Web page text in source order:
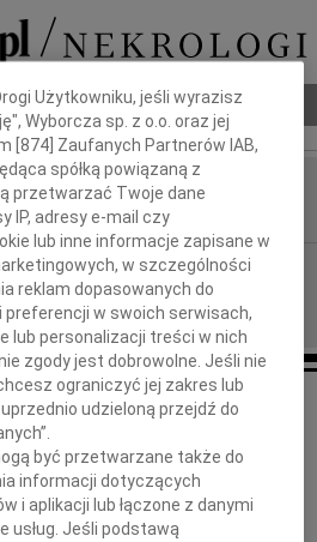
pogrzebowy
Boczek
Profesor
Użytkowniku, jeśli wyrazisz
Wyborcza sp. z o.o. oraz jej
[874 ] Zaufanych Partnerów IAB,
spółką powiązaną z
przetwarzać Twoje dane
IP, adresy e-mail czy
lub inne informacje zapisane w
w szczególności
reklam dopasowanych do
preferencji w swoich serwisach,
lub personalizacji treści w nich
zgody jest dobrowolne. Jeśli nie
ograniczyć jej zakres lub
udzieloną przejdź do
być przetwarzane także do
informacji dotyczących
i aplikacji lub łączone z danymi
usług. Jeśli podstawą